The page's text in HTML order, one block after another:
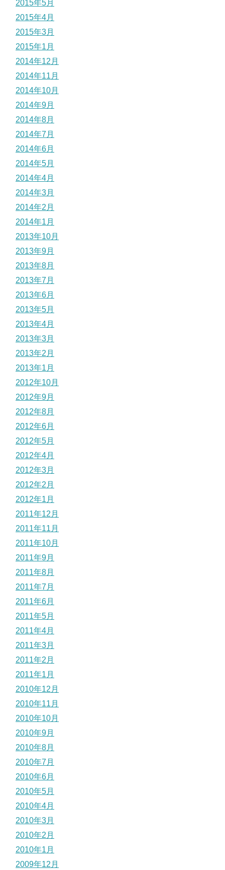
2015年5月
2015年4月
2015年3月
2015年1月
2014年12月
2014年11月
2014年10月
2014年9月
2014年8月
2014年7月
2014年6月
2014年5月
2014年4月
2014年3月
2014年2月
2014年1月
2013年10月
2013年9月
2013年8月
2013年7月
2013年6月
2013年5月
2013年4月
2013年3月
2013年2月
2013年1月
2012年10月
2012年9月
2012年8月
2012年6月
2012年5月
2012年4月
2012年3月
2012年2月
2012年1月
2011年12月
2011年11月
2011年10月
2011年9月
2011年8月
2011年7月
2011年6月
2011年5月
2011年4月
2011年3月
2011年2月
2011年1月
2010年12月
2010年11月
2010年10月
2010年9月
2010年8月
2010年7月
2010年6月
2010年5月
2010年4月
2010年3月
2010年2月
2010年1月
2009年12月